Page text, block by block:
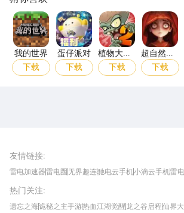
我的世界
我的世界
下载
蛋仔派对
蛋仔派对
下载
植物大战僵尸2
植物大战
僵尸2高
清版
下载
超自
超自然行
动组下载
友情链接:
雷电加速器雷电圈无界趣连驰电云手机小滴云手机雷
我爱vr网华军软件园
热门关注:
遗忘之海诡秘之主手游热血江湖觉醒龙之谷启程仙界